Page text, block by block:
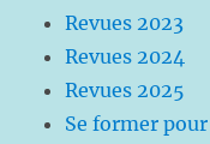
Revues 2023
Revues 2024
Revues 2025
Se former